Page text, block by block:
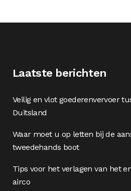
Laatste berichten
Veilig en vlot goederenvervoer
Duitsland
Waar moet u op letten bij de
tweedehands boot
Tips voor het verlagen van het
airco